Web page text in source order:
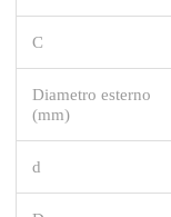
C
Diametro esterno
(mm)
d